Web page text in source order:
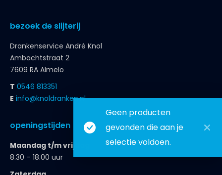
Geen producten
gevonden die aan je
selectie voldoen.
bezoek de slijterij
Drankenservice André Knol
Ambachtstraat 2
7609 RA Almelo
T 0546 813351
E info@knoldranken.nl
openingstijden
Maandag t/m vrijdag
8.30 – 18.00 uur